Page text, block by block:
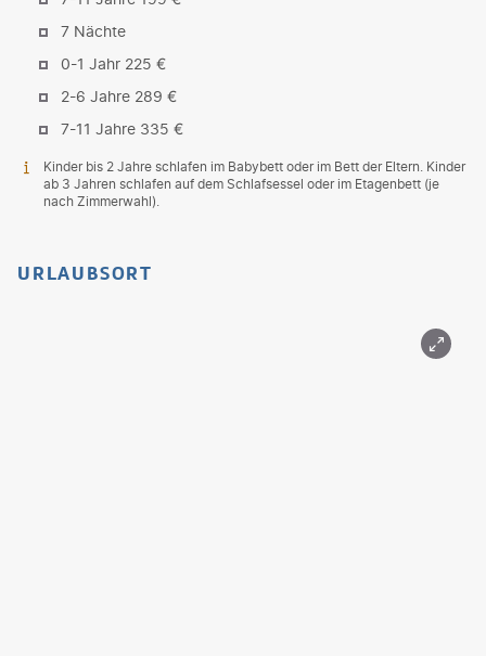
7 Nächte
0-1 Jahr 225 €
2-6 Jahre 289 €
7-11 Jahre 335 €
Kinder bis 2 Jahre schlafen im Babybett oder im Bett der Eltern. Kinder
ab 3 Jahren schlafen auf dem Schlafsessel oder im Etagenbett (je
nach Zimmerwahl).
URLAUBSORT